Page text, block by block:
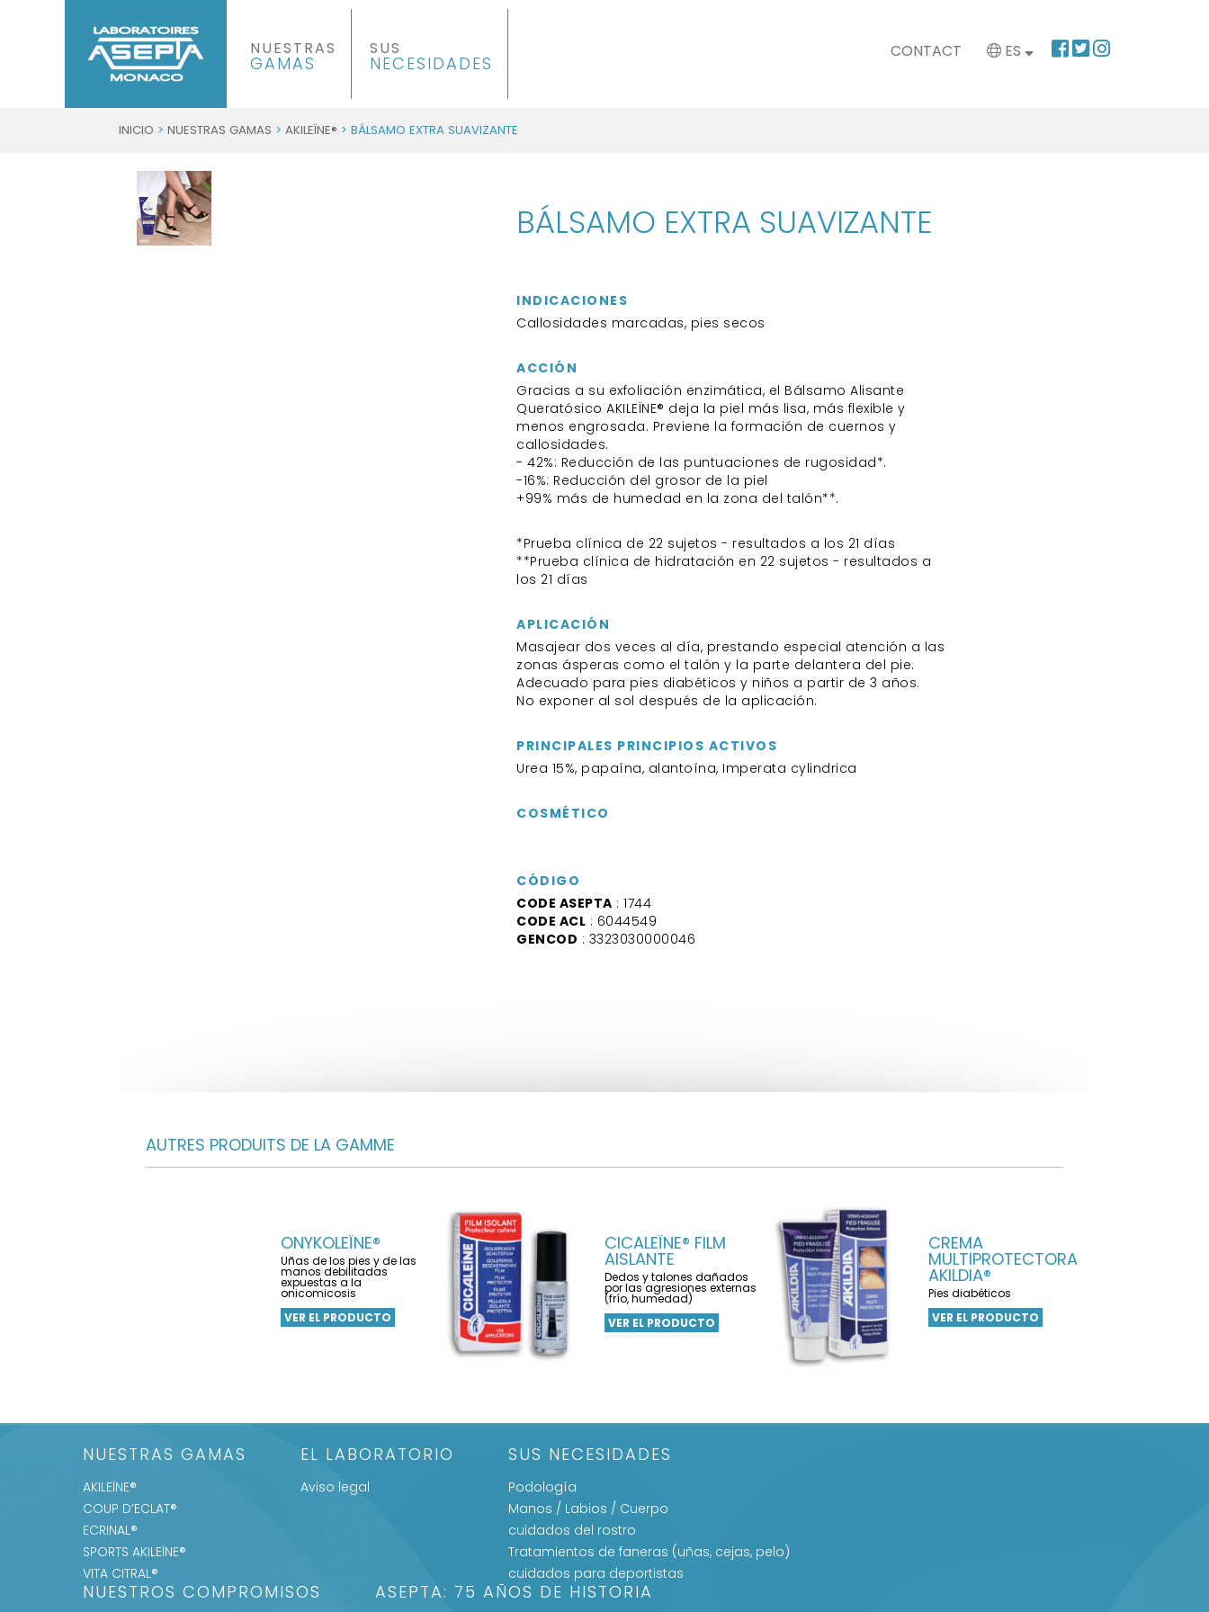
NUESTRAS
GAMAS
SUS
NECESIDADES
CONTACT ES
INICIO > NUESTRAS GAMAS > AKILEÏNE® > BÁLSAMO EXTRA SUAVIZANTE
BÁLSAMO EXTRA SUAVIZANTE
INDICACIONES
Callosidades marcadas, pies secos
ACCIÓN
Gracias a su exfoliación enzimática, el Bálsamo Alisante
Queratósico AKILEÏNE® deja la piel más lisa, más flexible y
menos engrosada. Previene la formación de cuernos y
callosidades.
- 42%: Reducción de las puntuaciones de rugosidad*.
-16%: Reducción del grosor de la piel
+99% más de humedad en la zona del talón**.
*Prueba clínica de 22 sujetos - resultados a los 21 días
**Prueba clínica de hidratación en 22 sujetos - resultados a
los 21 días
APLICACIÓN
Masajear dos veces al día, prestando especial atención a las
zonas ásperas como el talón y la parte delantera del pie.
Adecuado para pies diabéticos y niños a partir de 3 años.
No exponer al sol después de la aplicación.
PRINCIPALES PRINCIPIOS ACTIVOS
Urea 15%, papaína, alantoína, Imperata cylindrica
COSMÉTICO
CÓDIGO
CODE ASEPTA : 1744
CODE ACL : 6044549
GENCOD : 3323030000046
AUTRES PRODUITS DE LA GAMME
ONYKOLEÏNE®
Uñas de los pies y de las
manos debilitadas
expuestas a la
onicomicosis
VER EL PRODUCTO
CICALEÏNE® FILM
AISLANTE
Dedos y talones dañados
por las agresiones externas
(frío, humedad)
VER EL PRODUCTO
CREMA
MULTIPROTECTORA
AKILDIA®
Pies diabéticos
VER EL PRODUCTO
NUESTRAS GAMAS
AKILEÏNE®
COUP D’ECLAT®
ECRINAL®
SPORTS AKILEÏNE®
VITA CITRAL®
EL LABORATORIO
Aviso legal
SUS NECESIDADES
Podología
Manos / Labios / Cuerpo
cuidados del rostro
Tratamientos de faneras (uñas, cejas, pelo)
cuidados para deportistas
NUESTROS COMPROMISOS
ASEPTA: 75 AÑOS DE HISTORIA